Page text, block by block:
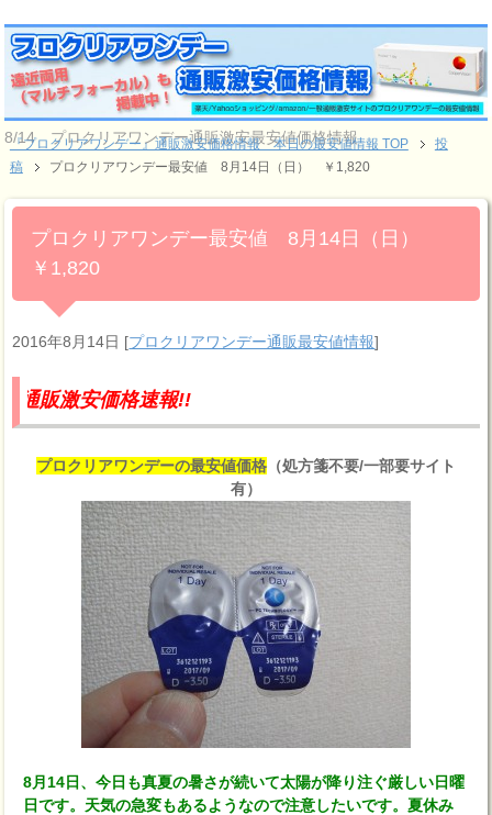
8/14 プロクリアワンデー通販激安最安値価格情報
『プロクリアワンデー』通販激安価格情報 本日の最安値情報 TOP
投
稿
プロクリアワンデー最安値 8月14日（日） ￥1,820
プロクリアワンデー最安値 8月14日（日）
￥1,820
2016年8月14日 [プロクリアワンデー通販最安値情報]
価格速報!!
プロクリアワンデーの最安値価格（処方箋不要/一部要サイト
有）
8月14日、今日も真夏の暑さが続いて太陽が降り注ぐ厳しい日曜
日です。天気の急変もあるようなので注意したいです。夏休み